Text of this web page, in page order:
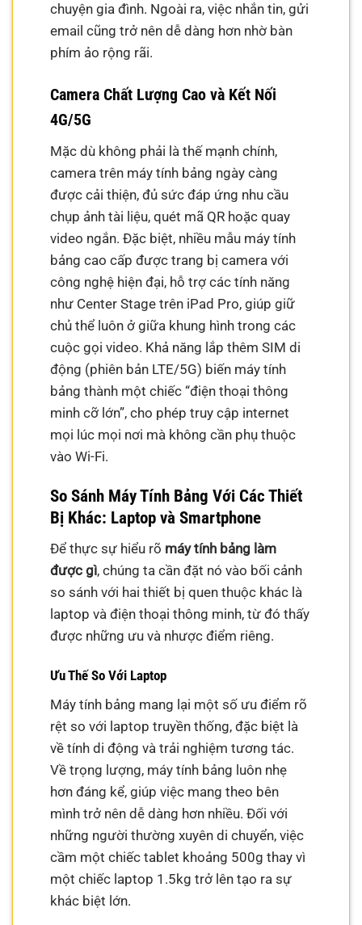
chuyện gia đình. Ngoài ra, việc nhắn tin, gửi
email cũng trở nên dễ dàng hơn nhờ bàn
phím ảo rộng rãi.
Camera Chất Lượng Cao và Kết Nối
4G/5G
Mặc dù không phải là thế mạnh chính,
camera trên máy tính bảng ngày càng
được cải thiện, đủ sức đáp ứng nhu cầu
chụp ảnh tài liệu, quét mã QR hoặc quay
video ngắn. Đặc biệt, nhiều mẫu máy tính
bảng cao cấp được trang bị camera với
công nghệ hiện đại, hỗ trợ các tính năng
như Center Stage trên iPad Pro, giúp giữ
chủ thể luôn ở giữa khung hình trong các
cuộc gọi video. Khả năng lắp thêm SIM di
động (phiên bản LTE/5G) biến máy tính
bảng thành một chiếc “điện thoại thông
minh cỡ lớn”, cho phép truy cập internet
mọi lúc mọi nơi mà không cần phụ thuộc
vào Wi-Fi.
So Sánh Máy Tính Bảng Với Các Thiết
Bị Khác: Laptop và Smartphone
Để thực sự hiểu rõ máy tính bảng làm
được gì, chúng ta cần đặt nó vào bối cảnh
so sánh với hai thiết bị quen thuộc khác là
laptop và điện thoại thông minh, từ đó thấy
được những ưu và nhược điểm riêng.
Ưu Thế So Với Laptop
Máy tính bảng mang lại một số ưu điểm rõ
rệt so với laptop truyền thống, đặc biệt là
về tính di động và trải nghiệm tương tác.
Về trọng lượng, máy tính bảng luôn nhẹ
hơn đáng kể, giúp việc mang theo bên
mình trở nên dễ dàng hơn nhiều. Đối với
những người thường xuyên di chuyển, việc
cầm một chiếc tablet khoảng 500g thay vì
một chiếc laptop 1.5kg trở lên tạo ra sự
khác biệt lớn.